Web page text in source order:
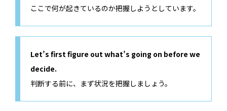
ここで何が起きているのか把握しようとしています。
Let’s first figure out what’s going on before we
decide.
判断する前に、まず状況を把握しましょう。